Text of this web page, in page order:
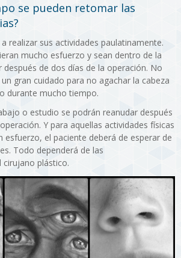
se pueden retomar las
realizar sus actividades paulatinamente.
mucho esfuerzo y sean dentro de la
después de dos días de la operación. No
gran cuidado para no agachar la cabeza
durante mucho tiempo.
o estudio se podrán reanudar después
Y para aquellas actividades físicas
esfuerzo, el paciente deberá de esperar de
Todo dependerá de las
plástico.